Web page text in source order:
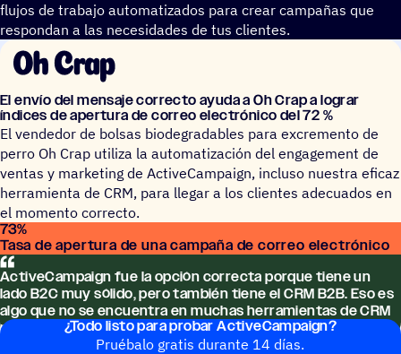
flujos de trabajo automatizados para crear campañas que
respondan a las necesidades de tus clientes.
El envío del mensaje correcto ayuda a Oh Crap a lograr
índices de aper­tura de correo elec­tró­nico del 72 %
El vendedor de bolsas biodegradables para excremento de
perro Oh Crap utiliza la automatización del engagement de
ventas y marketing de ActiveCampaign, incluso nuestra eficaz
herramienta de CRM, para llegar a los clientes adecuados en
el momento correcto.
73%
Tasa de apertura de una campaña de correo electrónico
ActiveCampaign fue la opción correcta porque tiene un
lado B2C muy sólido, pero también tiene el CRM B2B. Eso es
algo que no se encuen­tra en muchas herra­mien­tas de CRM
para hacer ambos lados realmente bien.
¿Todo listo para probar ActiveCampaign?
Pruébalo gratis durante 14 días.